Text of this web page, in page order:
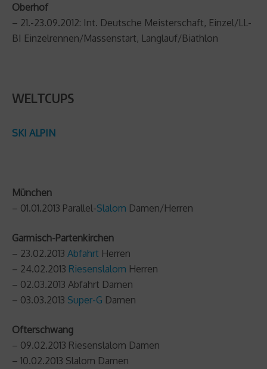
Oberhof
– 21.-23.09.2012: Int. Deutsche Meisterschaft, Einzel/LL-
BI Einzelrennen/Massenstart, Langlauf/Biathlon
WELTCUPS
SKI ALPIN
München
– 01.01.2013 Parallel-Slalom Damen/Herren
Garmisch-Partenkirchen
– 23.02.2013 Abfahrt Herren
– 24.02.2013 Riesenslalom Herren
– 02.03.2013 Abfahrt Damen
– 03.03.2013 Super-G Damen
Ofterschwang
– 09.02.2013 Riesenslalom Damen
– 10.02.2013 Slalom Damen